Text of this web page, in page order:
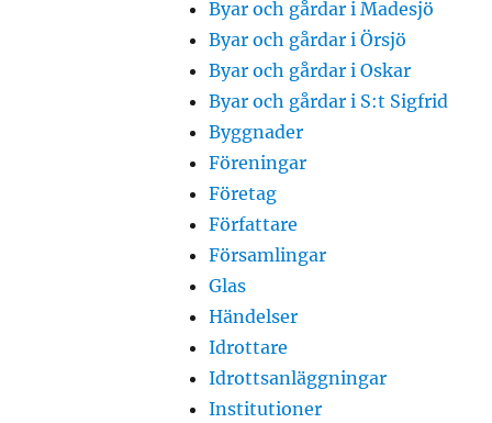
Byar och gårdar i Madesjö
Byar och gårdar i Örsjö
Byar och gårdar i Oskar
Byar och gårdar i S:t Sigfrid
Byggnader
Föreningar
Företag
Författare
Församlingar
Glas
Händelser
Idrottare
Idrottsanläggningar
Institutioner